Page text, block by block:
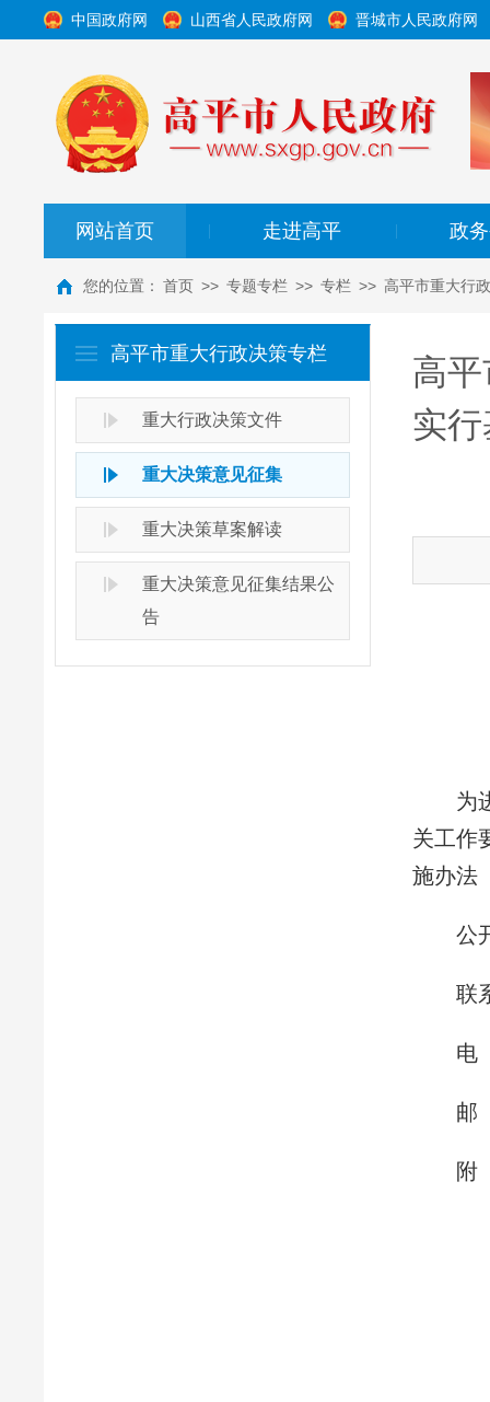
中国政府网 山西省人民政府网 晋城市人民政府网
网站首页 走进高平 政
您的位置： 首页 >> 专题专栏 >> 专栏 >> 高平市重大行
高平市重大行政决策专栏
重大行政决策文件
重大决策意见征集
重大决策草案解读
重大决策意见征集结果公
告
高
实
为进
关工作
施办法
公开
联系
电 话
邮 箱
附